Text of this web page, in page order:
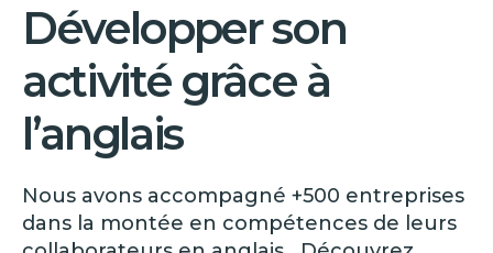
Développer son
activité grâce à
l’anglais
Nous avons accompagné +500 entreprises
dans la montée en compétences de leurs